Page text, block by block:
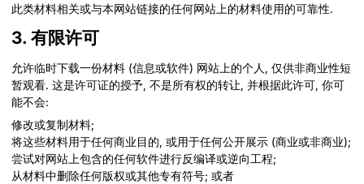
此类材料相关或与本网站链接的任何网站上的材料使用的可靠性.
3. 有限许可
允许临时下载一份材料 (信息或软件) 网站上的个人, 仅供非商业性短
暂观看. 这是许可证的授予, 不是所有权的转让, 并根据此许可, 你可
能不会:
修改或复制材料;
将这些材料用于任何商业目的, 或用于任何公开展示 (商业或非商业);
尝试对网站上包含的任何软件进行反编译或逆向工程;
从材料中删除任何版权或其他专有符号; 或者